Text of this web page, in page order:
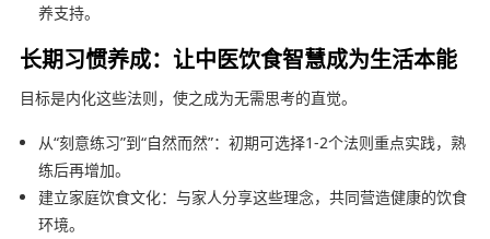
养支持。
长期习惯养成：让中医饮食智慧成为生活本能
目标是内化这些法则，使之成为无需思考的直觉。
从“刻意练习”到“自然而然”：初期可选择1-2个法则重点实践，熟
练后再增加。
建立家庭饮食文化：与家人分享这些理念，共同营造健康的饮食
环境。